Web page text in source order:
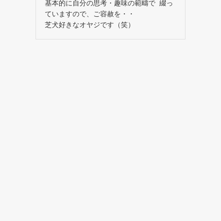
基本的に自分の思考・趣味の範疇で 綴っ
ていますので、ご容赦を・・
芝犬好きなオヤジです（笑）